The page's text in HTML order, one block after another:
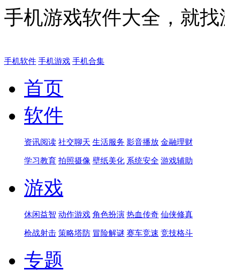
手机游戏软件大全，就
手机软件 手机游戏 手机合集
首页
软件
资讯阅读 社交聊天 生活服务 影音播放 金融理财
学习教育 拍照摄像 壁纸美化 系统安全 游戏辅助
游戏
休闲益智 动作游戏 角色扮演 热血传奇 仙侠修真
枪战射击 策略塔防 冒险解谜 赛车竞速 竞技格斗
专题